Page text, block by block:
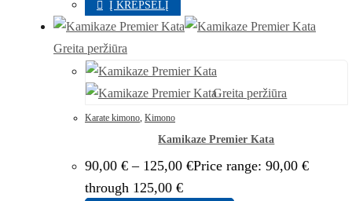
Į KREPŠELĮ
Greita peržiūra
Greita peržiūra
Karate kimono, Kimono
Kamikaze Premier Kata
90,00 € – 125,00 €Price range: 90,00 €
through 125,00 €